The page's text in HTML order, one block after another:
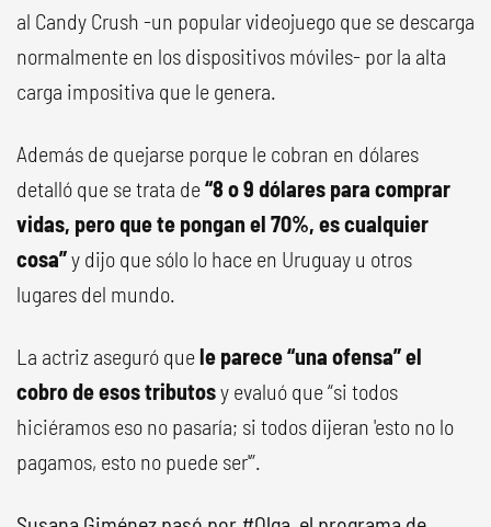
al Candy Crush -un popular videojuego que se descarga
normalmente en los dispositivos móviles- por la alta
carga impositiva que le genera.
Además de quejarse porque le cobran en dólares
detalló que se trata de“8 o 9 dólares para comprar
vidas, pero que te pongan el 70%, es cualquier
cosa”y dijo que sólo lo hace en Uruguay u otros
lugares del mundo.
La actriz aseguró quele parece “una ofensa” el
cobro de esos tributosy evaluó que “si todos
hiciéramos eso no pasaría; si todos dijeran 'esto no lo
pagamos, esto no puede ser'”.